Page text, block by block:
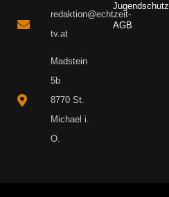
redaktion@echtzeit-
tv.at
Madstein
5b
8770 St.
Michael i.
O.
Jugendschutz
AGB